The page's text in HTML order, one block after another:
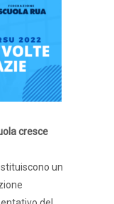
cresce
un